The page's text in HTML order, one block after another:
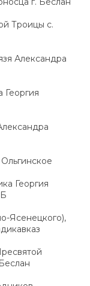
Троицы с.
Александра
Георгия
Георгия
Ясенецкого),